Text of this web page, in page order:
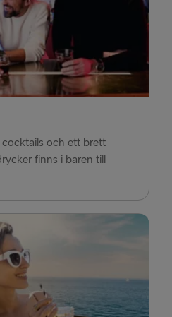
cocktails och ett brett
finns i baren till